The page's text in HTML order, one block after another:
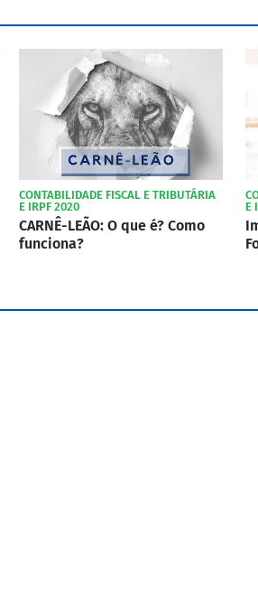
CONTABILIDADE FISCAL E TRIBUTÁRIA
E IRPF 2020
CARNÊ-LEÃO: O que é? Como
funciona?
E